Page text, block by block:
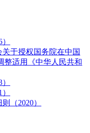
于授权国务院在中国
整适用《中华人民共和
（2020）